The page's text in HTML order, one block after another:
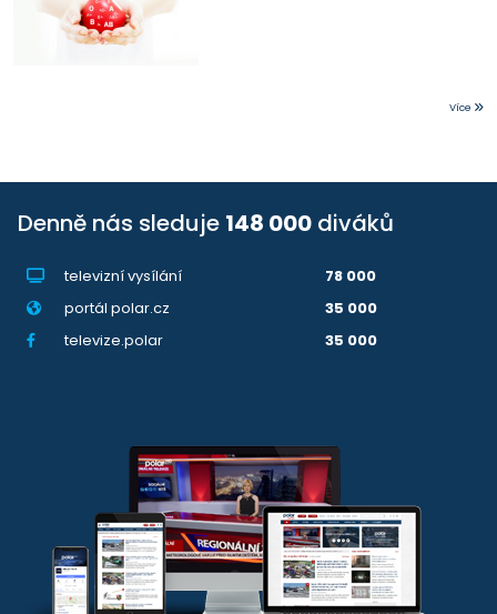
Více
Denně nás sleduje 148 000 diváků
televizní vysílání
78 000
portál polar.cz
35 000
televize.polar
35 000